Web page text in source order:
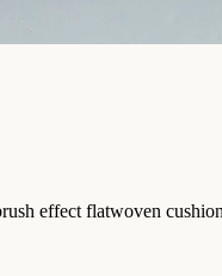
effect flatwoven